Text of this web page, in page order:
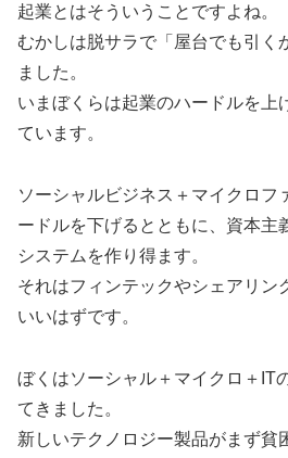
起業とはそういうことですよね。
むかしは脱サラで「屋台でも引く
ました。
いまぼくらは起業のハードルを上
ています。
ソーシャルビジネス＋マイクロフ
ードルを下げるとともに、資本主
システムを作り得ます。
それはフィンテックやシェアリン
いいはずです。
ぼくはソーシャル＋マイクロ＋IT
てきました。
新しいテクノロジー製品がまず貧